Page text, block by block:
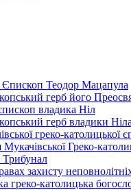
Теодор Мацапула
герб його
владика Ніл
герб владики Ніла
греко-католицької
Греко-
захисту
греко-католицька